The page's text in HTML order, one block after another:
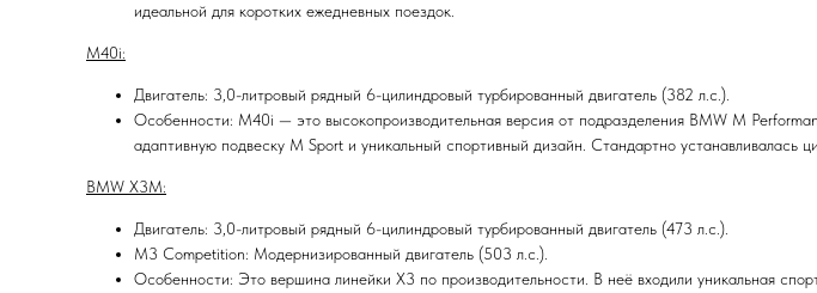
идеальной для коротких ежедневных поездок.
M40i:
Двигатель: 3,0-литровый рядный 6-цилиндровый турбированный двигатель (382 л.с.).
Особенности: M40i — это высокопроизводительная версия от подразделения BMW M
адаптивную подвеску M Sport и уникальный спортивный дизайн. Стандартно
BMW X3M:
Двигатель: 3,0-литровый рядный 6-цилиндровый турбированный двигатель (473 л.с.).
M3 Competition: Модернизированный двигатель (503 л.с.).
Особенности: Это вершина линейки X3 по производительности. В неё входили уникальная